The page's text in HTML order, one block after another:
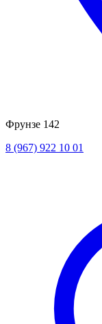
Фрунзе 142
8 (967) 922 10 01